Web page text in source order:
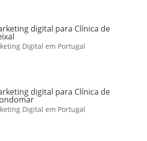
digital para Clínica de
Digital em Portugal
digital para Clínica de
Digital em Portugal